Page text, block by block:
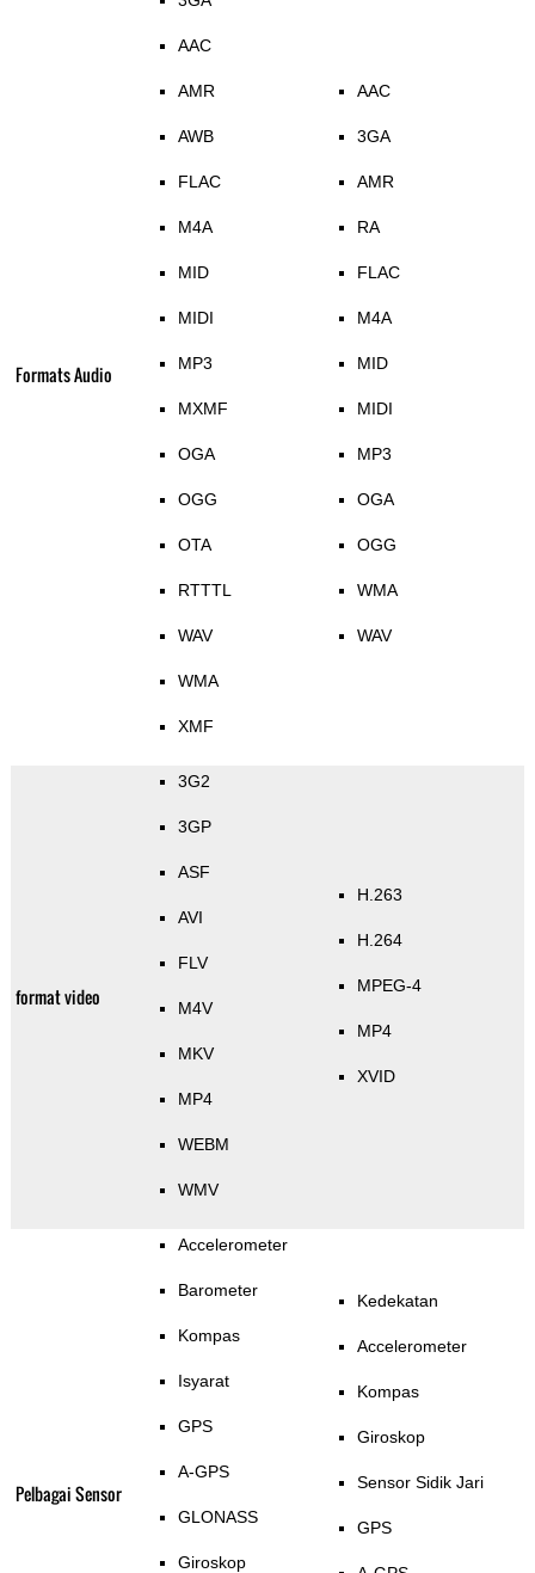
Formats Audio
AAC
AMR
AWB
FLAC
M4A
MID
MIDI
MP3
MXMF
OGA
OGG
OTA
RTTTL
WAV
WMA
XMF
AAC
3GA
AMR
RA
FLAC
M4A
MID
MIDI
MP3
OGA
OGG
WMA
WAV
format video
3G2
3GP
ASF
AVI
FLV
M4V
MKV
MP4
WEBM
WMV
H.263
H.264
MPEG-4
MP4
XVID
Pelbagai Sensor
Accelerometer
Barometer
Kompas
Isyarat
GPS
A-GPS
GLONASS
Giroskop
Kedekatan
Accelerometer
Kompas
Giroskop
Sensor Sidik Jari
GPS